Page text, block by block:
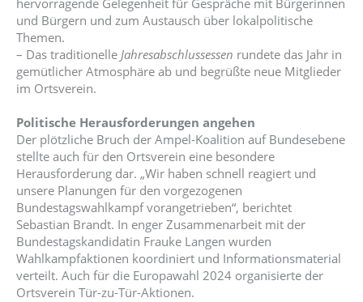
hervorragende Gelegenheit für Gespräche mit Bürgerinnen
und Bürgern und zum Austausch über lokalpolitische
Themen.
– Das traditionelle Jahresabschlussessen rundete das Jahr in
gemütlicher Atmosphäre ab und begrüßte neue Mitglieder
im Ortsverein.
Politische Herausforderungen angehen
Der plötzliche Bruch der Ampel-Koalition auf Bundesebene
stellte auch für den Ortsverein eine besondere
Herausforderung dar. „Wir haben schnell reagiert und
unsere Planungen für den vorgezogenen
Bundestagswahlkampf vorangetrieben“, berichtet
Sebastian Brandt. In enger Zusammenarbeit mit der
Bundestagskandidatin Frauke Langen wurden
Wahlkampfaktionen koordiniert und Informationsmaterial
verteilt. Auch für die Europawahl 2024 organisierte der
Ortsverein Tür-zu-Tür-Aktionen.